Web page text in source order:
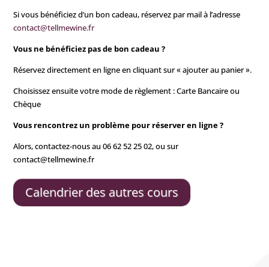
Si vous bénéficiez d’un bon cadeau, réservez par mail à l’adresse
contact@tellmewine.fr
Vous ne bénéficiez pas de bon cadeau ?
Réservez directement en ligne en cliquant sur « ajouter au panier ».
Choisissez ensuite votre mode de règlement : Carte Bancaire ou
Chèque
Vous rencontrez un problème pour réserver en ligne ?
Alors, contactez-nous au 06 62 52 25 02, ou sur
contact@tellmewine.fr
Calendrier des autres cours